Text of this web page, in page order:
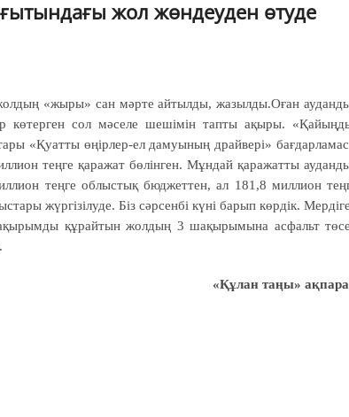
жол жөндеуден өтуде
«жыры» сан мәрте айтылды, жазылды.Оған
көтерген сол мәселе шешімін тапты ақыры.
«Қуатты өңірлер-ел дамуының драйвері»
теңге қаражат бөлінген. Мұндай қаражатты
теңге облыстық бюджеттен, ал 181,8 миллион
жүргізілуде. Біз сәрсенбі күні барып көрдік.
құрайтын жолдың 3 шақырымына асфальт
«Құлан таңы»